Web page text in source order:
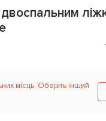
місць. Оберіть інший